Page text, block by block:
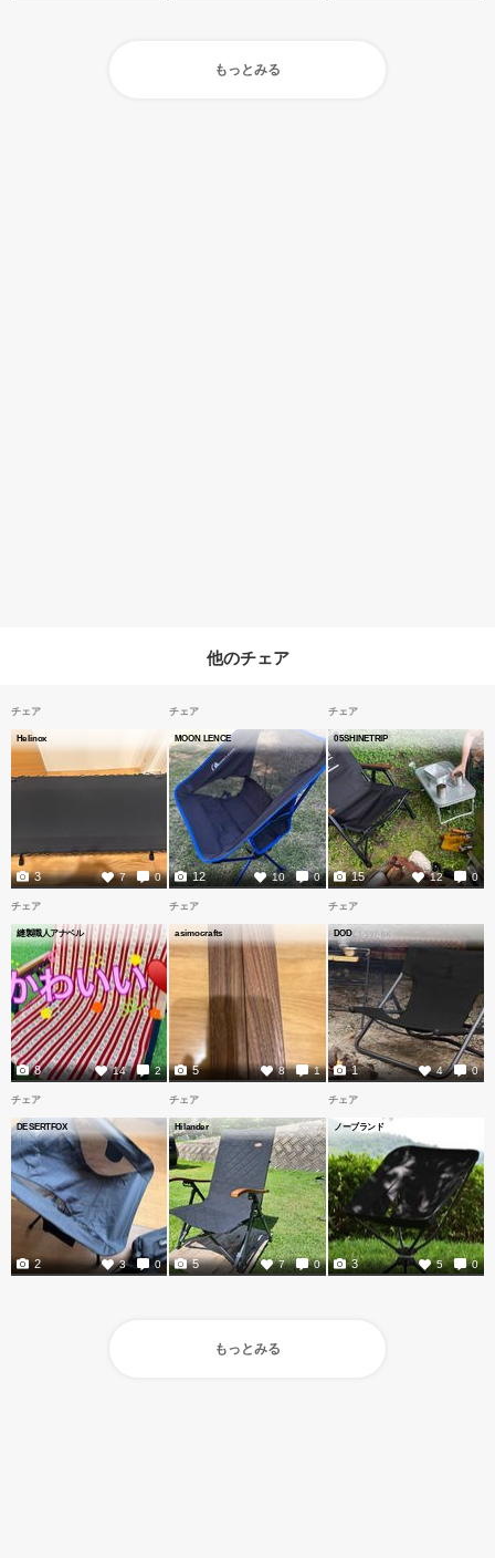
もっとみる
他のチェア
チェア
Helinox
7 0
3
チェア
MOON LENCE
10 0
12
チェア
05SHINETRIP
12 0
15
チェア
縫製職人アナベル
14 2
8
チェア
asimocrafts
8 1
5
チェア
DOD
4 0
1
チェア
DESERTFOX
3 0
2
チェア
Hilander
7 0
5
チェア
ノーブランド
5 0
3
もっとみる